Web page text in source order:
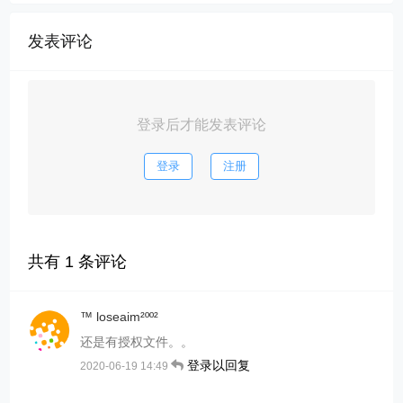
发表评论
登录后才能发表评论
登录 注册
共有 1 条评论
™ loseaim²ºº²
还是有授权文件。。
2020-06-19 14:49 登录以回复